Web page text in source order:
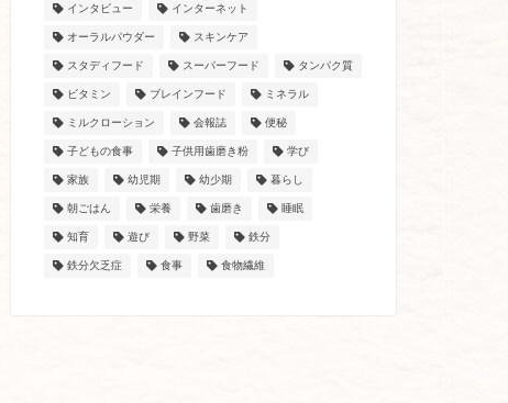
インタビュー インターネット
オーラルパウダー スキンケア
スタディフード スーパーフード タンパク質
ビタミン ブレインフード ミネラル
ミルクローション 会報誌 便秘
子どもの食事 子供用歯磨き粉 学び
家族 幼児期 幼少期 暮らし
朝ごはん 栄養 歯磨き 睡眠
知育 遊び 野菜 鉄分
鉄分欠乏症 食事 食物繊維